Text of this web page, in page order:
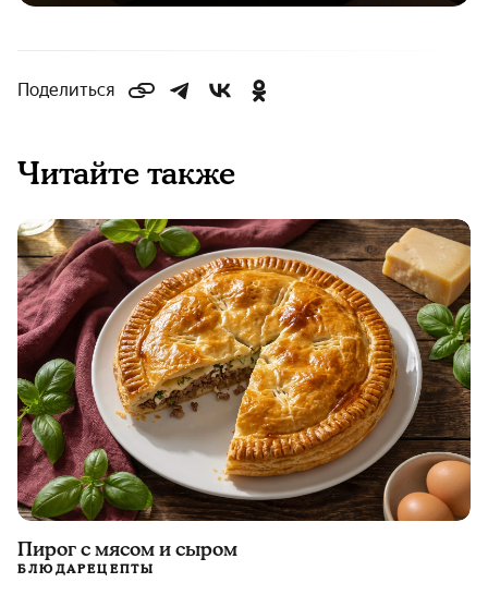
Поделиться
Читайте также
Пирог с мясом и сыром
БЛЮДАРЕЦЕПТЫ